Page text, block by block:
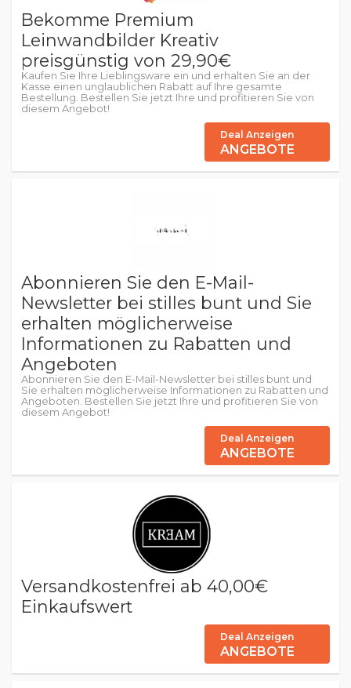
Bekomme Premium
Leinwandbilder Kreativ
preisgünstig von 29,90€
Kaufen Sie Ihre Lieblingsware ein und erhalten Sie an der
Kasse einen unglaublichen Rabatt auf Ihre gesamte
Bestellung. Bestellen Sie jetzt Ihre und profitieren Sie von
diesem Angebot!
Deal Anzeigen
ANGEBOTE
Abonnieren Sie den E-Mail-
Newsletter bei stilles bunt und Sie
erhalten möglicherweise
Informationen zu Rabatten und
Angeboten
Abonnieren Sie den E-Mail-Newsletter bei stilles bunt und
Sie erhalten möglicherweise Informationen zu Rabatten und
Angeboten. Bestellen Sie jetzt Ihre und profitieren Sie von
diesem Angebot!
Deal Anzeigen
ANGEBOTE
Versandkostenfrei ab 40,00€
Einkaufswert
Deal Anzeigen
ANGEBOTE